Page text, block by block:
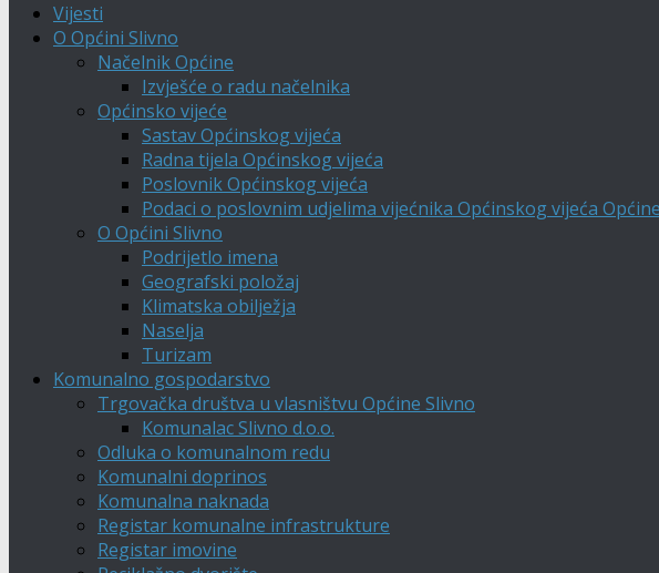
Vijesti
O Općini Slivno
Načelnik Općine
Izvješće o radu načelnika
Općinsko vijeće
Sastav Općinskog vijeća
Radna tijela Općinskog vijeća
Poslovnik Općinskog vijeća
Podaci o poslovnim udjelima vijećnika Općinskog vijeća
O Općini Slivno
Podrijetlo imena
Geografski položaj
Klimatska obilježja
Naselja
Turizam
Komunalno gospodarstvo
Trgovačka društva u vlasništvu Općine Slivno
Komunalac Slivno d.o.o.
Odluka o komunalnom redu
Komunalni doprinos
Komunalna naknada
Registar komunalne infrastrukture
Registar imovine